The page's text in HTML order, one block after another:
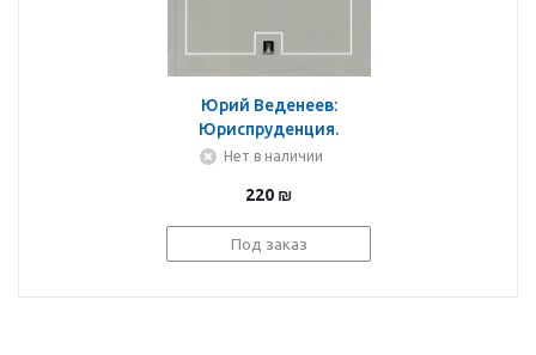
Юрий Веденеев:
Юриспруденция.
Явление и понятие.
языка концептуальных
парадигм. Монография
Нет в наличии
220 ₪
Под заказ